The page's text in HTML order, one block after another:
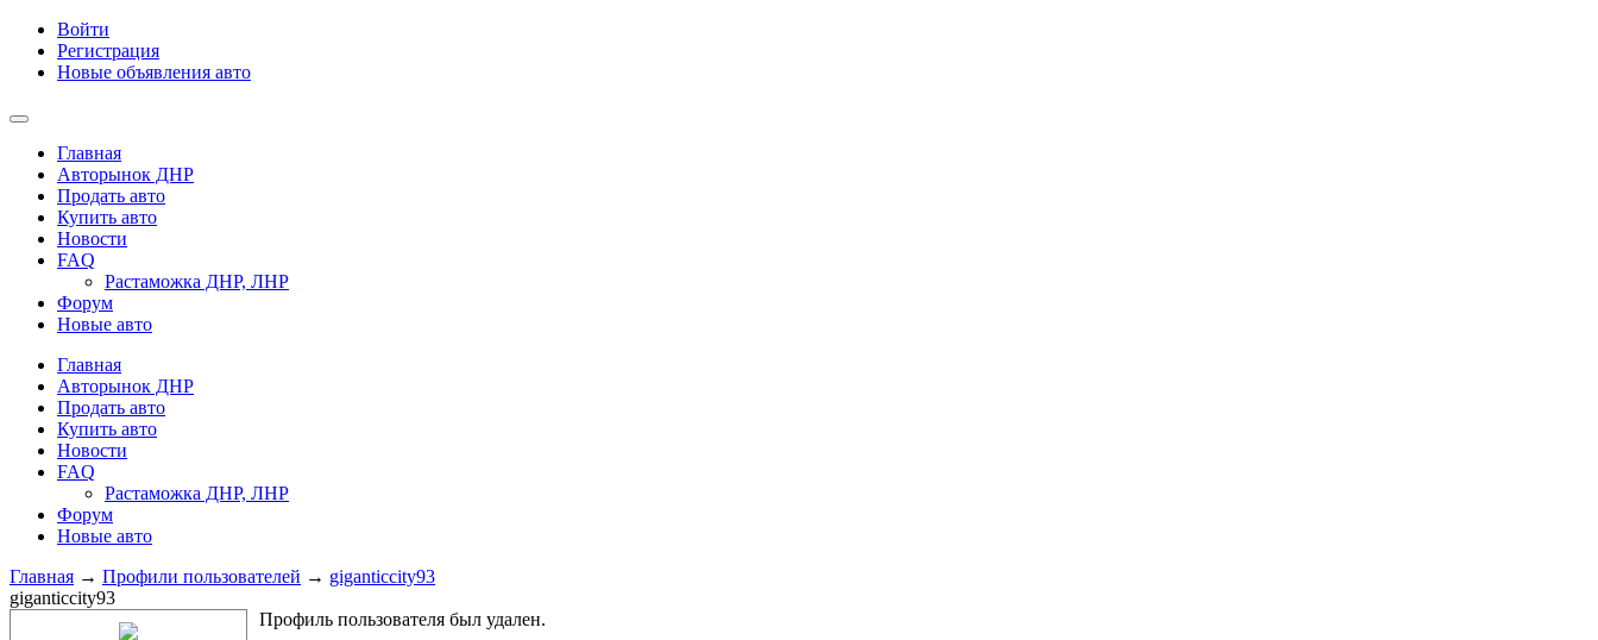
Войти
Регистрация
Новые объявления авто
Главная
Авторынок ДНР
Продать авто
Купить авто
Новости
FAQ
Растаможка ДНР, ЛНР
Форум
Новые авто
Главная
Авторынок ДНР
Продать авто
Купить авто
Новости
FAQ
Растаможка ДНР, ЛНР
Форум
Новые авто
Главная → Профили пользователей → giganticcity93
giganticcity93
Профиль пользователя был удален.